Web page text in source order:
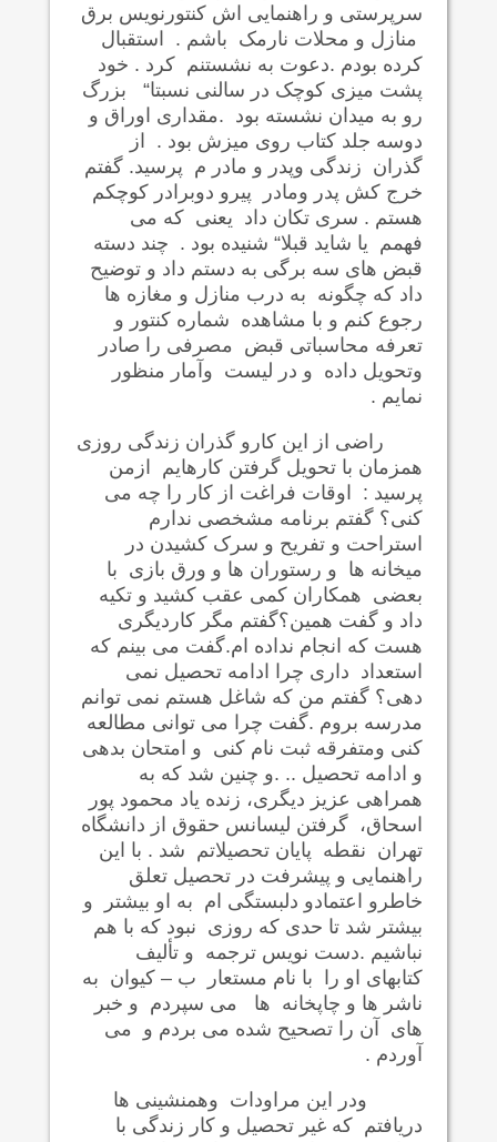
سرپرستی و راهنمایی اش کنتورنویس برق
منازل و محلات نارمک باشم . استقبال
کرده بودم .دعوت به نشستنم کرد . خود
پشت میزی کوچک در سالنی نسبتا“ بزرگ
رو به میدان نشسته بود .مقداری اوراق و
دوسه جلد کتاب روی میزش بود . از
گذران زندگی وپدر و مادر م پرسید. گفتم
خرج کش پدر ومادر پیرو دوبرادر کوچکم
هستم . سری تکان داد یعنی که می
فهمم یا شاید قبلا“ شنیده بود . چند دسته
قبض های سه برگی به دستم داد و توضیح
داد که چگونه به درب منازل و مغازه ها
رجوع کنم و با مشاهده شماره کنتور و
تعرفه محاسباتی قبض مصرفی را صادر
وتحویل داده و در لیست وآمار منظور
نمایم .
راضی از این کارو گذران زندگی روزی
همزمان با تحویل گرفتن کارهایم ازمن
پرسید : اوقات فراغت از کار را چه می
کنی؟ گفتم برنامه مشخصی ندارم
استراحت و تفریح و سرک کشیدن در
میخانه ها و رستوران ها و ورق بازی با
بعضی همکاران کمی عقب کشید و تکیه
داد و گفت همین؟گفتم مگر کاردیگری
هست که انجام نداده ام.گفت می بینم که
استعداد داری چرا ادامه تحصیل نمی
دهی؟ گفتم من که شاغل هستم نمی توانم
مدرسه بروم .گفت چرا می توانی مطالعه
کنی ومتفرقه ثبت نام کنی و امتحان بدهی
و ادامه تحصیل .. .و چنین شد که به
همراهی عزیز دیگری، زنده یاد محمود پور
اسحاق، گرفتن لیسانس حقوق از دانشگاه
تهران نقطه پایان تحصیلاتم شد . با این
راهنمایی و پیشرفت در تحصیل تعلق
خاطرو اعتمادو دلبستگی ام به او بیشتر و
بیشتر شد تا حدی که روزی نبود که با هم
نباشیم .دست نویس ترجمه و تألیف
کتابهای او را با نام مستعار ب – کیوان به
ناشر ها و چاپخانه ها می سپردم و خبر
های آن را تصحیح شده می بردم و می
آوردم .
ودر این مراودات وهمنشینی ها
دریافتم که غیر تحصیل و کار زندگی با